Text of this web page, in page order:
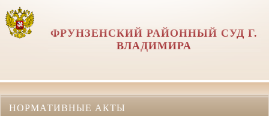
ФРУНЗЕНСКИЙ РАЙОННЫЙ СУД Г.
ВЛАДИМИРА
НОРМАТИВНЫЕ АКТЫ